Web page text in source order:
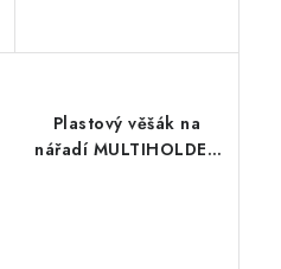
Plastový věšák na
nářadí MULTIHOLDER